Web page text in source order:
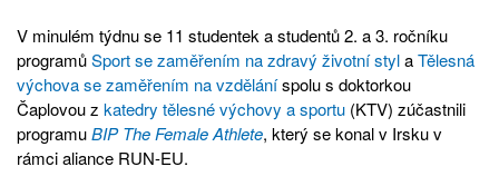
V minulém týdnu se 11 studentek a studentů 2. a 3. ročníku
programůSport se zaměřením na zdravý životní stylaTělesná
výchova se zaměřením na vzděláníspolu s doktorkou
Čaplovou z katedry tělesné výchovy a sportu (KTV) zúčastnili
programuBIP The Female Athlete, který se konal v Irsku v
rámci aliance RUN-EU.